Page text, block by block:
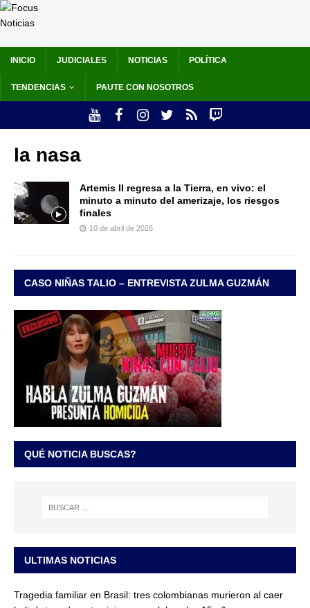
INICIO JUDICIALES NOTICIAS POLÍTICA
TENDENCIAS PAUTE CON NOSOTROS
la nasa
Artemis II regresa a la Tierra, en vivo: el
minuto a minuto del amerizaje, los riesgos
finales
10 de abril de 2026
CASO NIÑAS TALIO – ENTREVISTA ZULMA GUZMÁN
QUÉ NOTICIA BUSCAS?
ULTIMAS NOTICIAS
Tragedia familiar en Brasil: tres colombianas murieron al caer